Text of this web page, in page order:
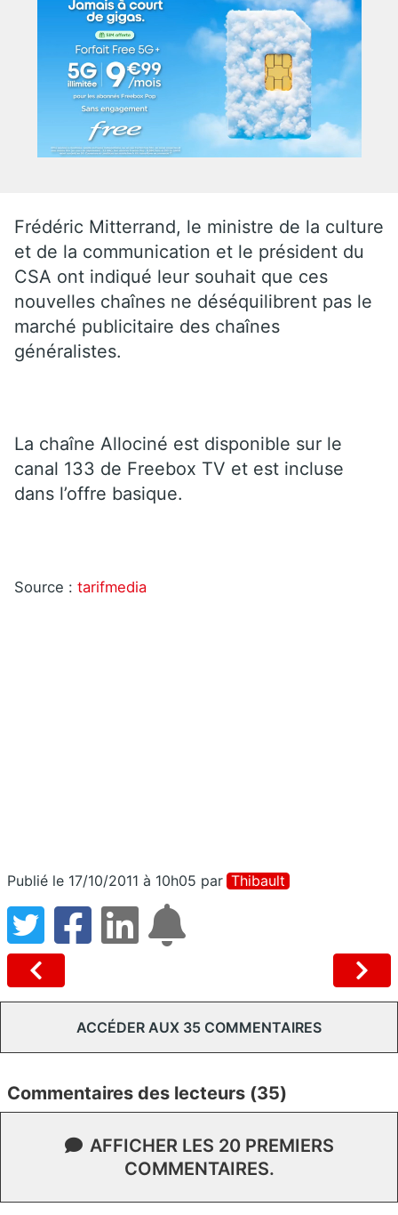
Frédéric Mitterrand, le ministre de la culture
et de la communication et le président du
CSA ont indiqué leur souhait que ces
nouvelles chaînes ne déséquilibrent pas le
marché publicitaire des chaînes
généralistes.
La chaîne Allociné est disponible sur le
canal 133 de Freebox TV et est incluse
dans l’offre basique.
Source : tarifmedia
Publié le 17/10/2011 à 10h05 par Thibault
ACCÉDER AUX 35 COMMENTAIRES
Commentaires des lecteurs (35)
AFFICHER LES 20 PREMIERS
COMMENTAIRES.